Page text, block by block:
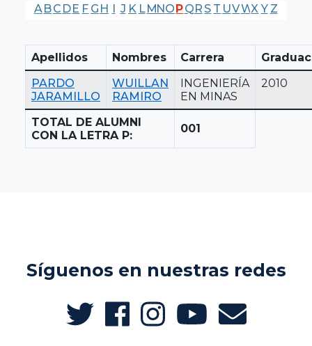
A BC DE F G H I J K LMNOPQR S T UVWX Y Z
Apellidos Nombres Carrera
PARDO
JARAMILLO
WUILLAN
RAMIRO
INGENIERÍA
EN MINAS
2010
TOTAL DE ALUMNI
CON LA LETRA P:
001
Síguenos en nuestras redes